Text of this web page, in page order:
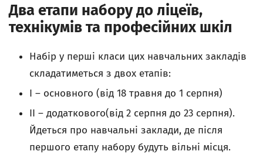
Два етапи набору до ліцеїв,
технікумів та професійних шкіл
Набір у перші класи цих навчальних закладів
складатиметься з двох етапів:
I – основного (від 18 травня до 1 серпня)
II – додаткового(від 2 серпня до 23 серпня).
Йдеться про навчальні заклади, де після
першого етапу набору будуть вільні місця.